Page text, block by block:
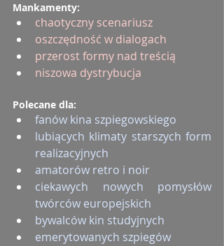
Mankamenty:
chaotyczny scenariusz
oszczędność w dialogach
przerost formy nad treścią
niszowa dystrybucja
Polecane dla:
fanów kina szpiegowskiego
lubiących klimaty starszych form
realizacyjnych
amatorów retro i noir
ciekawych nowych pomysłów
twórców europejskich
bywalców kin studyjnych
emerytowanych szpiegów